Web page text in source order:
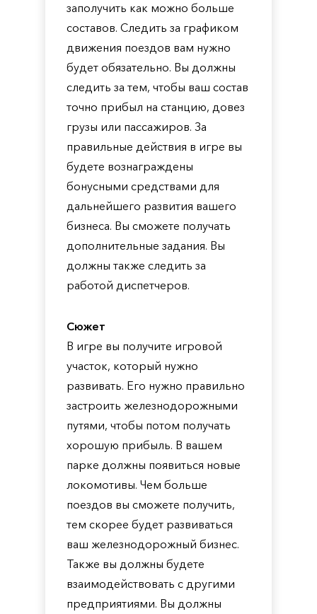
заполучить как можно больше
составов. Следить за графиком
движения поездов вам нужно
будет обязательно. Вы должны
следить за тем, чтобы ваш состав
точно прибыл на станцию, довез
грузы или пассажиров. За
правильные действия в игре вы
будете вознаграждены
бонусными средствами для
дальнейшего развития вашего
бизнеса. Вы сможете получать
дополнительные задания. Вы
должны также следить за
работой диспетчеров.
Сюжет
В игре вы получите игровой
участок, который нужно
развивать. Его нужно правильно
застроить железнодорожными
путями, чтобы потом получать
хорошую прибыль. В вашем
парке должны появиться новые
локомотивы. Чем больше
поездов вы сможете получить,
тем скорее будет развиваться
ваш железнодорожный бизнес.
Также вы должны будете
взаимодействовать с другими
предприятиями. Вы должны